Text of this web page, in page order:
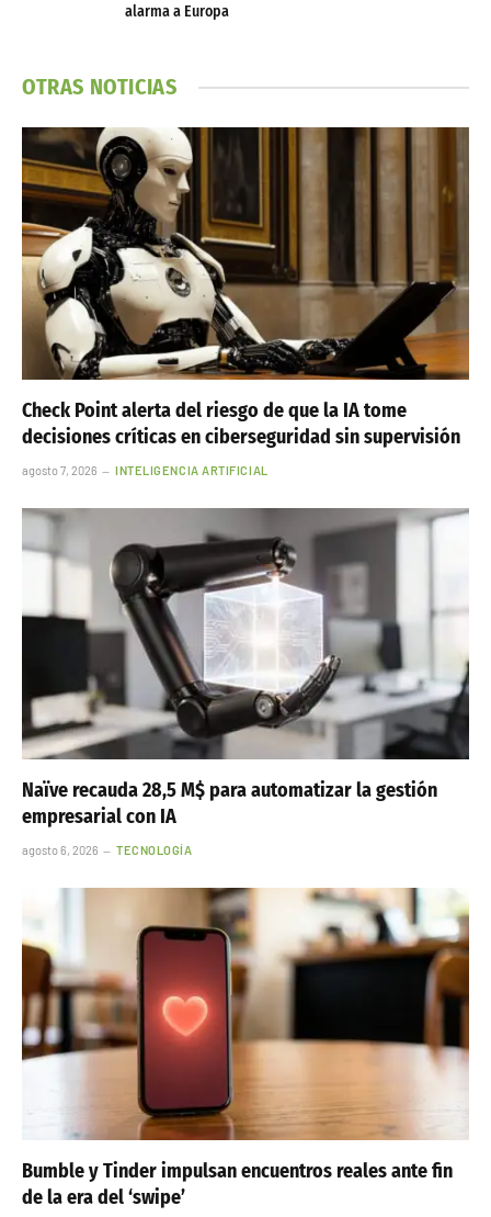
alarma a Europa
OTRAS NOTICIAS
Check Point alerta del riesgo de que la IA tome
decisiones críticas en ciberseguridad sin supervisión
agosto 7, 2026 INTELIGENCIA ARTIFICIAL
Naïve recauda 28,5 M$ para automatizar la gestión
empresarial con IA
agosto 6, 2026 TECNOLOGÍA
Bumble y Tinder impulsan encuentros reales ante fin
de la era del ‘swipe’